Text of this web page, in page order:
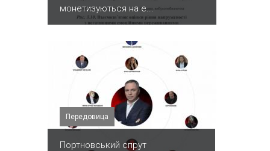
монетизуються на е...
Передовица
Портновський спрут